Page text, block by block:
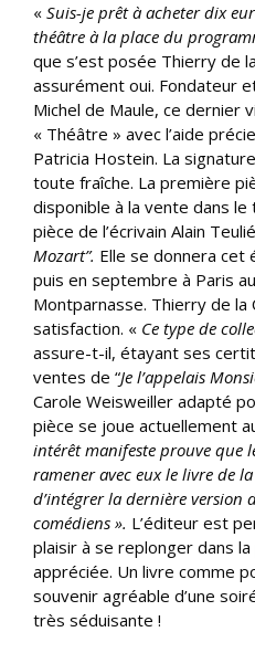
« Suis-je prêt à acheter dix
théâtre à la place du
que s’est posée Thierry de
assurément oui. Fondateur
Michel de Maule, ce dernier
« Théâtre » avec l’aide
Patricia Hostein. La
toute fraîche. La première
disponible à la vente dans
pièce de l’écrivain Alain
Mozart”. Elle se donnera cet
puis en septembre à Paris
Montparnasse. Thierry de la
satisfaction. « Ce type de
assure-t-il, étayant ses
ventes de “Je l’appelais
Carole Weisweiller adapté
pièce se joue actuellement
intérêt manifeste prouve que
ramener avec euxle livre de la
d’intégrer la dernière version
comédiens ». L’éditeur est
plaisir à se replonger dans la
appréciée. Un livre comme
souvenir agréable d’une
très séduisante !